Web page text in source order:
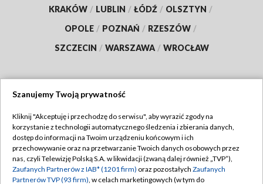
KRAKÓW / LUBLIN / ŁÓDŹ / OLSZTYN /
OPOLE / POZNAŃ / RZESZÓW /
SZCZECIN / WARSZAWA / WROCŁAW
TVP
Abonament TVP
Emisja w TVP
Regulamin TVP
Polityka prywatności
Szanujemy Twoją prywatność
Kliknij "Akceptuję i przechodzę do serwisu", aby wyrazić zgody na
korzystanie z technologii automatycznego śledzenia i zbierania danych,
dostęp do informacji na Twoim urządzeniu końcowym i ich
przechowywanie oraz na przetwarzanie Twoich danych osobowych przez
nas, czyli Telewizję Polską S.A. w likwidacji (zwaną dalej również „TVP”),
Zaufanych Partnerów z IAB* (1201 firm) oraz pozostałych Zaufanych
Partnerów TVP (93 firm), w celach marketingowych (w tym do